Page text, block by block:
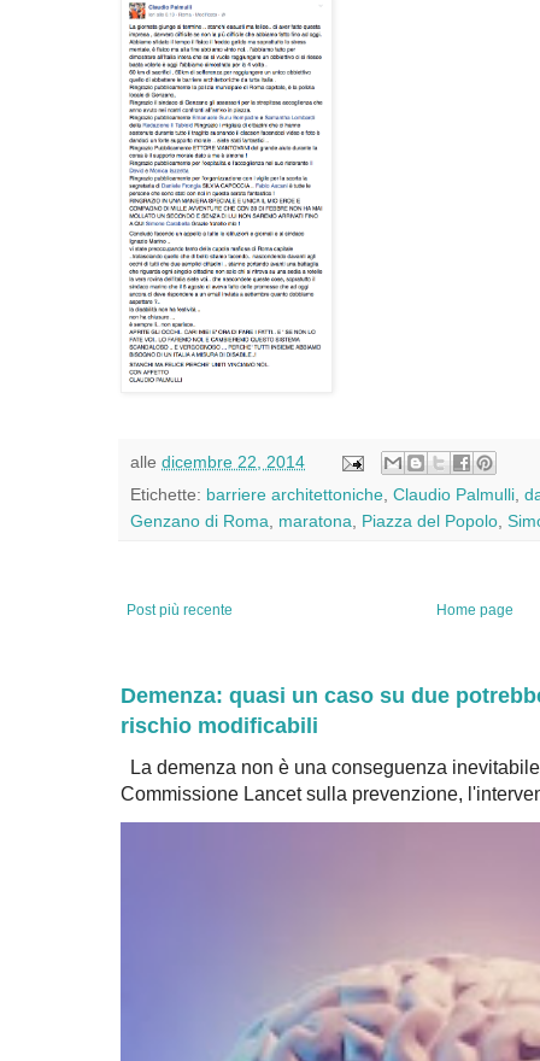
alle dicembre 22, 2014
Etichette: barriere architettoniche, Claudio Palmulli,
Genzano di Roma, maratona, Piazza del Popolo,
Post più recente Home page
Demenza: quasi un caso su due
rischio modificabili
La demenza non è una conseguenza
Commissione Lancet sulla prevenzione,